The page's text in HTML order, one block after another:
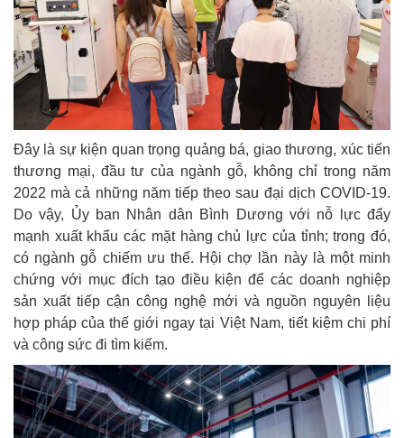
Đây là sự kiện quan trọng quảng bá, giao thương, xúc tiến
thương mại, đầu tư của ngành gỗ, không chỉ trong năm
2022 mà cả những năm tiếp theo sau đại dịch COVID-19.
Do vậy, Ủy ban Nhân dân Bình Dương với nỗ lực đẩy
mạnh xuất khẩu các mặt hàng chủ lực của tỉnh; trong đó,
có ngành gỗ chiếm ưu thế. Hội chợ lần này là một minh
chứng với mục đích tạo điều kiện để các doanh nghiệp
sản xuất tiếp cận công nghệ mới và nguồn nguyên liệu
hợp pháp của thế giới ngay tại Việt Nam, tiết kiệm chi phí
và công sức đi tìm kiếm.